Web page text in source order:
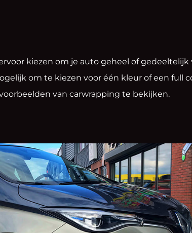
kiezen om je auto geheel of gedeeltelijk
om te kiezen voor één kleur of een full
van carwrapping te bekijken.